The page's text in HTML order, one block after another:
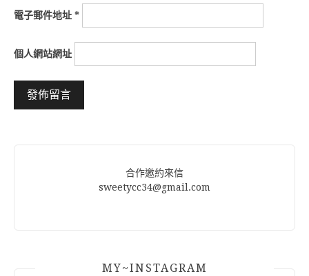
電子郵件地址 *
個人網站網址
合作邀約來信
sweetycc34@gmail.com
MY~INSTAGRAM